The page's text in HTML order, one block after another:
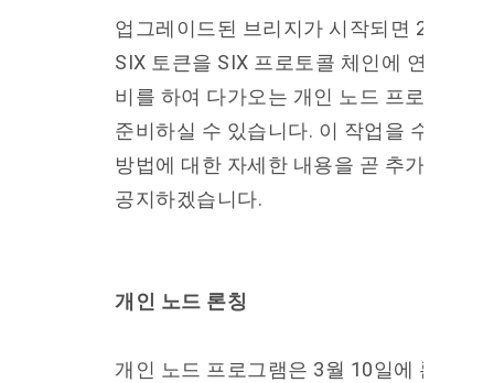
업그레이드된 브리지가 시작되면 20,000
SIX 토큰을 SIX 프로토콜 체인에 연결할 준
비를 하여 다가오는 개인 노드 프로그램을
준비하실 수 있습니다. 이 작업을 수행하는
방법에 대한 자세한 내용을 곧 추가적으로
공지하겠습니다.
개인 노드 론칭
개인 노드 프로그램은 3월 10일에 론칭됩